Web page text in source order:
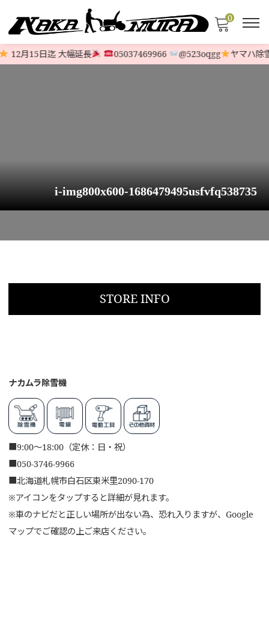
0
12月15日迄 大幅延長 05037469966 @523oqgg ヤマハ除雪
i-img800x600-1686479495usfvfq538735
STORE INFO
ナカムラ除雪機
■9:00～18:00（定休：日・祝）
■050-3746-9966
■北海道札幌市白石区東米里2090-170
※アイコンをタップすると詳細が見れます。
※車のナビだと正しい場所が出ない為、恐れ入りますが、Google
マップでご確認の上ご来店ください。